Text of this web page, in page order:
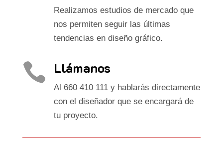
Realizamos estudios de mercado que
nos permiten seguir las últimas
tendencias en diseño gráfico.
 Llámanos
Al 660 410 111 y hablarás directamente
con el diseñador que se encargará de
tu proyecto.